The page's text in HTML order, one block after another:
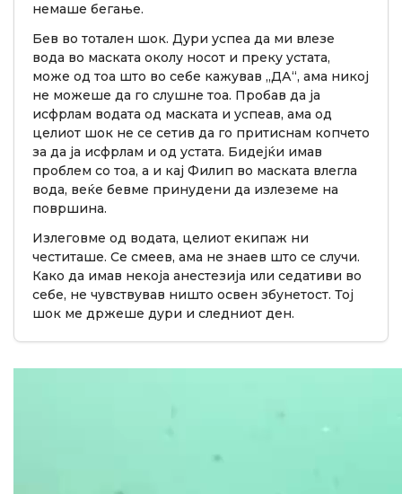
немаше бегање.
Бев во тотален шок. Дури успеа да ми влезе
вода во маската околу носот и преку устата,
може од тоа што во себе кажував „ДА“, ама никој
не можеше да го слушне тоа. Пробав да ја
исфрлам водата од маската и успеав, ама од
целиот шок не се сетив да го притиснам копчето
за да ја исфрлам и од устата. Бидејќи имав
проблем со тоа, а и кај Филип во маската влегла
вода, веќе бевме принудени да излеземе на
површина.
Излеговме од водата, целиот екипаж ни
честиташе. Се смеев, ама не знаев што се случи.
Како да имав некоја анестезија или седативи во
себе, не чувствував ништо освен збунетост. Тој
шок ме држеше дури и следниот ден.